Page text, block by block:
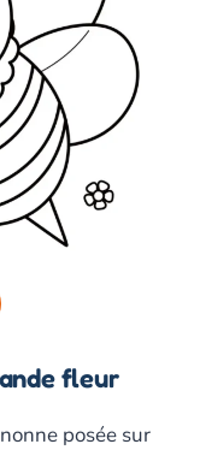
fleur
posée sur